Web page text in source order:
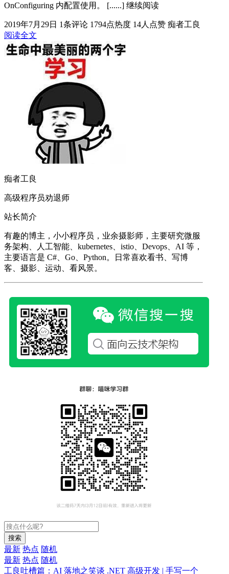
OnConfiguring 内配置使用。 [......] 继续阅读
2019年7月29日 1条评论 1794点热度 14人点赞 痴者工良
阅读全文
痴者工良
高级程序员劝退师
站长简介
有趣的博主，小小程序员，业余摄影师，主要研究微服
务架构、人工智能、kubernetes、istio、Devops、AI 等，
主要语言是 C#、Go、Python。日常喜欢看书、写博
客、摄影、运动、看风景。
搜索
最新 热点 随机
最新 热点 随机
工良吐槽篇：AI 落地之笑谈 .NET 高级开发 | 手写一个